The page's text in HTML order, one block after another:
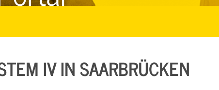
IV IN SAARBRÜCKEN